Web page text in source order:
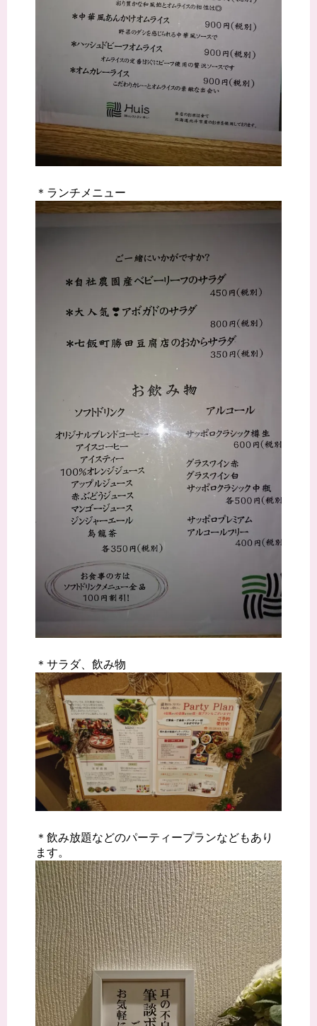
＊ランチメニュー
＊サラダ、飲み物
＊飲み放題などのパーティープランなどもあり
ます。